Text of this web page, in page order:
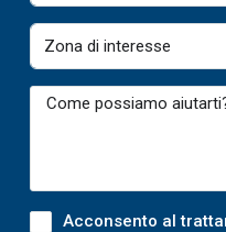
Acconsento al